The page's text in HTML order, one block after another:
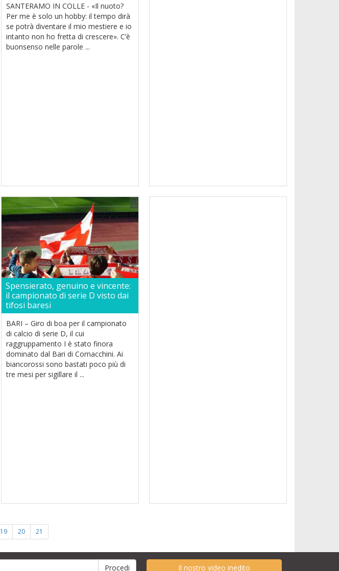
SANTERAMO IN COLLE - «Il nuoto?
Per me è solo un hobby: il tempo dirà
se potrà diventare il mio mestiere e io
intanto non ho fretta di crescere». C’è
buonsenso nelle parole ...
Spensierato, genuino e vincente:
il campionato di serie D visto dai
tifosi baresi
BARI – Giro di boa per il campionato
di calcio di serie D, il cui
raggruppamento I è stato finora
dominato dal Bari di Cornacchini. Ai
biancorossi sono bastati poco più di
tre mesi per sigillare il ...
19 20 21
Il nostro video inedito